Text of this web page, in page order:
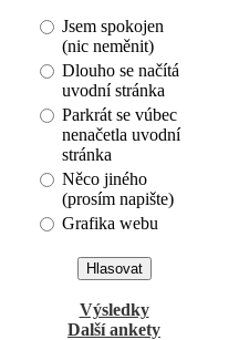
Jsem spokojen
(nic neměnit)
Dlouho se načítá
uvodní stránka
Parkrát se vúbec
nenačetla uvodní
stránka
Něco jiného
(prosím napište)
Grafika webu
Výsledky
Další ankety